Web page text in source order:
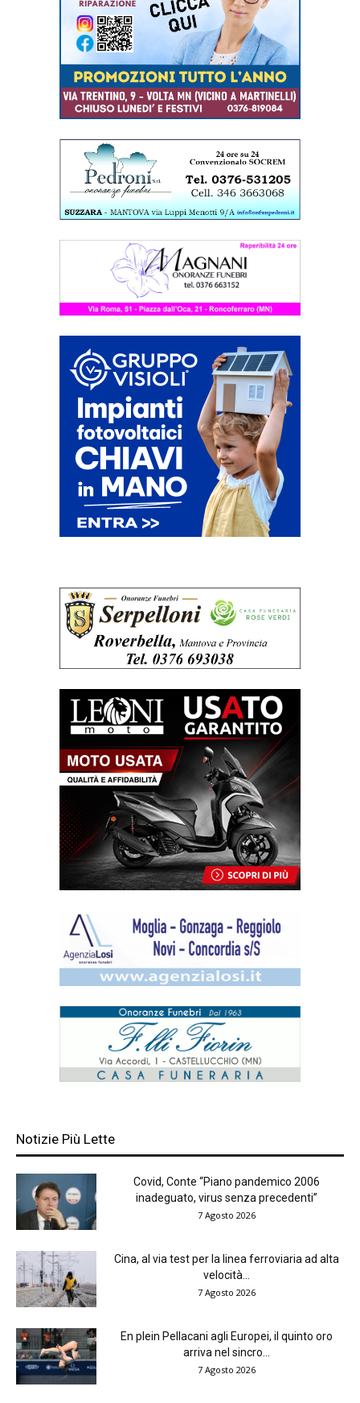
Notizie Più Lette
Covid, Conte “Piano pandemico 2006
inadeguato, virus senza precedenti”
7 Agosto 2026
Cina, al via test per la linea ferroviaria ad alta
velocità...
7 Agosto 2026
En plein Pellacani agli Europei, il quinto oro
arriva nel sincro...
7 Agosto 2026